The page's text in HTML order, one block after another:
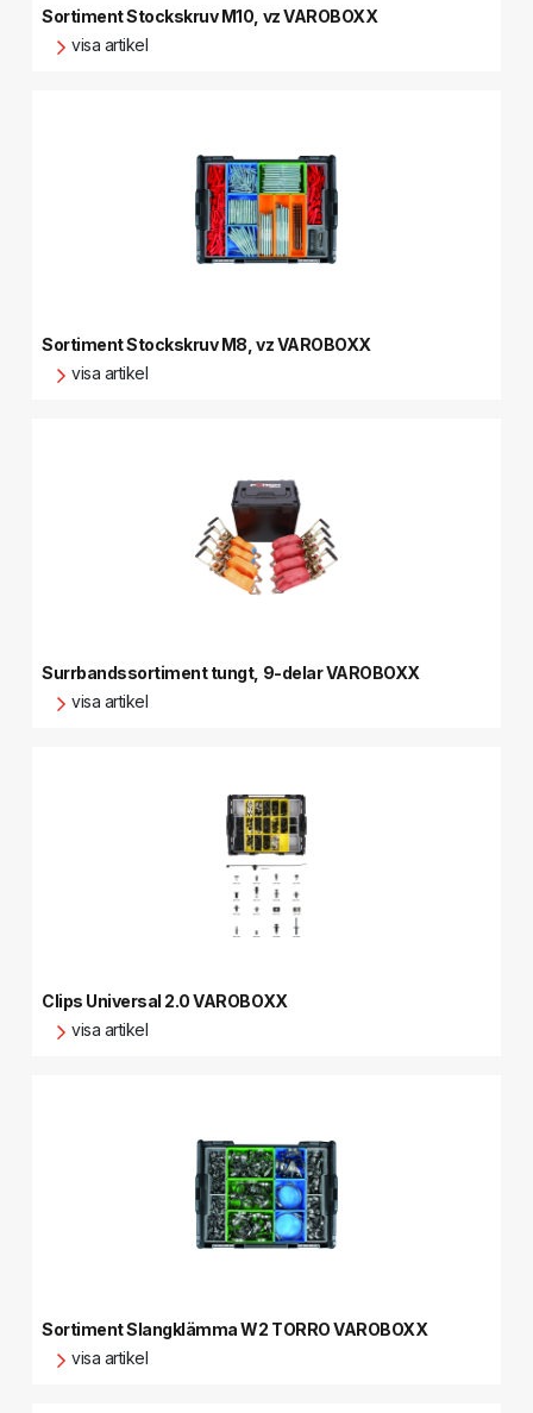
Sortiment Stockskruv M10, vz VAROBOXX
visa artikel
Sortiment Stockskruv M8, vz VAROBOXX
visa artikel
Surrbandssortiment tungt, 9-delar VAROBOXX
visa artikel
Clips Universal 2.0 VAROBOXX
visa artikel
Sortiment Slangklämma W2 TORRO VAROBOXX
visa artikel